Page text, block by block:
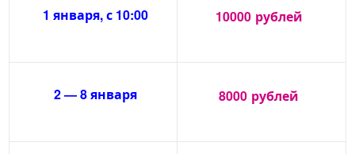
1 января, с 10:00 10000 рублей
2 — 8 января 8000 рублей